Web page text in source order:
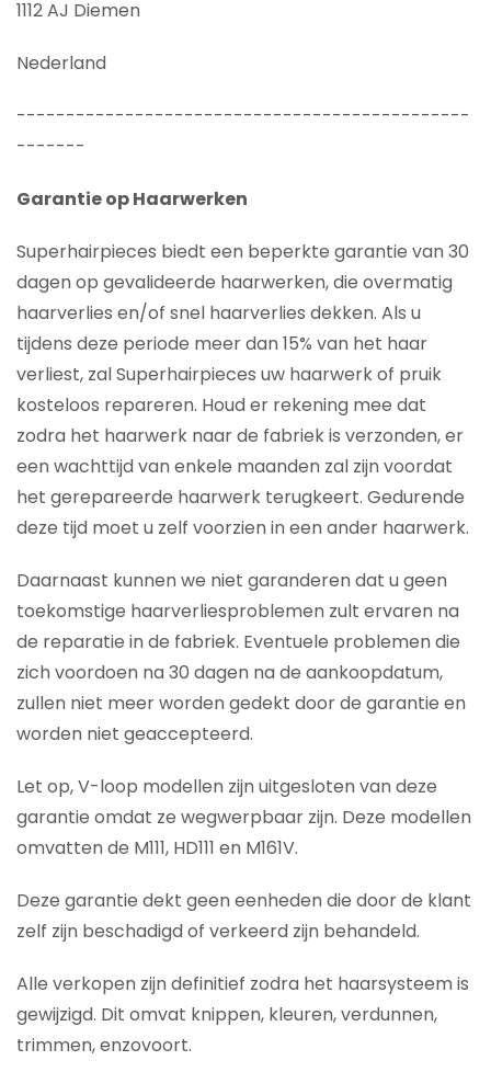
1112 AJ Diemen
Nederland
----------------------------------------------
-------
Garantie op Haarwerken
Superhairpieces biedt een beperkte garantie van 30
dagen op gevalideerde haarwerken, die overmatig
haarverlies en/of snel haarverlies dekken. Als u
tijdens deze periode meer dan 15% van het haar
verliest, zal Superhairpieces uw haarwerk of pruik
kosteloos repareren. Houd er rekening mee dat
zodra het haarwerk naar de fabriek is verzonden, er
een wachttijd van enkele maanden zal zijn voordat
het gerepareerde haarwerk terugkeert. Gedurende
deze tijd moet u zelf voorzien in een ander haarwerk.
Daarnaast kunnen we niet garanderen dat u geen
toekomstige haarverliesproblemen zult ervaren na
de reparatie in de fabriek. Eventuele problemen die
zich voordoen na 30 dagen na de aankoopdatum,
zullen niet meer worden gedekt door de garantie en
worden niet geaccepteerd.
Let op, V-loop modellen zijn uitgesloten van deze
garantie omdat ze wegwerpbaar zijn. Deze modellen
omvatten de M111, HD111 en M161V.
Deze garantie dekt geen eenheden die door de klant
zelf zijn beschadigd of verkeerd zijn behandeld.
Alle verkopen zijn definitief zodra het haarsysteem is
gewijzigd. Dit omvat knippen, kleuren, verdunnen,
trimmen, enzovoort.